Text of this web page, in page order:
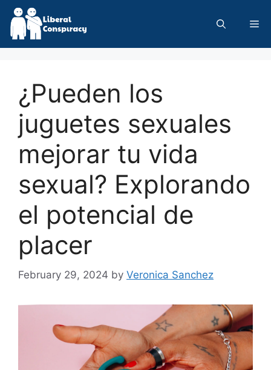
Skip
content
¿Pueden los
juguetes sexuales
mejorar tu vida
sexual? Explorando
el potencial de
placer
February 29, 2024 by Veronica Sanchez